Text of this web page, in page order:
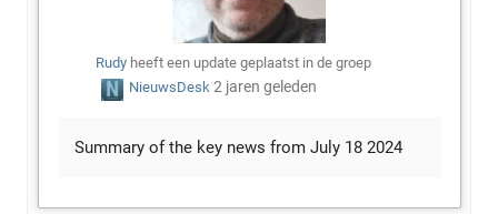
Rudy heeft een update geplaatst in de groep
NieuwsDesk 2 jaren geleden
Summary of the key news from July 18 2024